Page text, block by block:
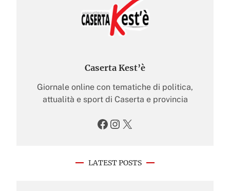
Caserta Kest’è
Giornale online con tematiche di politica,
attualità e sport di Caserta e provincia
Facebook Instagram X
LATEST POSTS